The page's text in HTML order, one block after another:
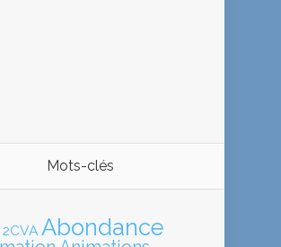
Mots-clés
2CVA Abondance